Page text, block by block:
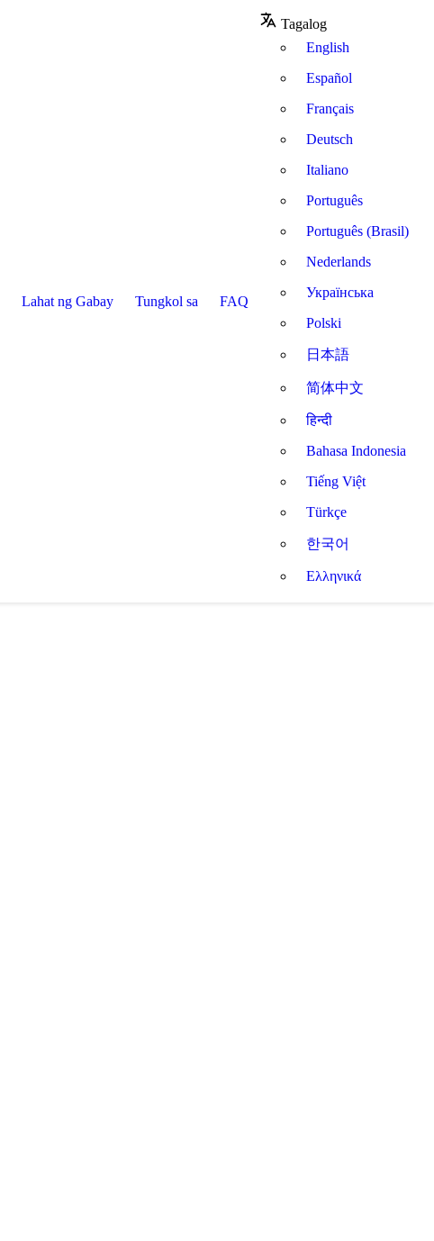
Lahat ng Gabay Tungkol sa FAQ
Tagalog
English
Español
Français
Deutsch
Italiano
Português
Português (Brasil)
Nederlands
Українська
Polski
日本語
简体中文
हिन्दी
Bahasa Indonesia
Tiếng Việt
Türkçe
한국어
Ελληνικά